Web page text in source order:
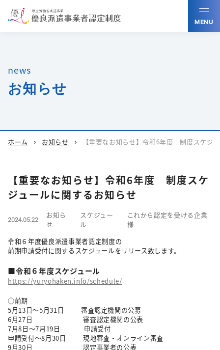
MENU
news
お知らせ
ホーム chevron_right お知らせ chevron_right 【重要なお知らせ】令和6年度 制度スケジ
【重要なお知らせ】令和6年度 制度スケ
ジュールに関するお知らせ
2024.05.22
お知ら
せ
スケジュー
ル
これから認定を受ける企業
様
令和６年度優良派遣事業者認定制度の
前期申請受付に関するスケジュールをリリース致します。
■令和６年度スケジュール
https://yuryohaken.info/schedule/
○前期
5月13日～5月31日 審査認定機関の公募
6月27日 審査認定機関の公表
7月8日〜7月19日 申請受付
申請受付〜8月30日 現地審査・オンライン審査
9月30日 認定事業者の公表